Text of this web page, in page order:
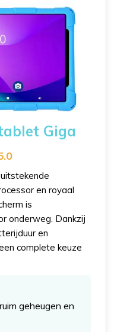
Giga
en royaal
is
onderweg. Dankzij
en
complete keuze
geheugen en